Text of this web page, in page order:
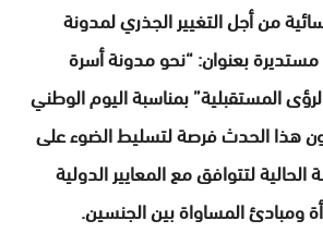
من أجل التغيير الجذري لمدونة
بعنوان: “نحو مدونة أسرة
المستقبلية” بمناسبة اليوم الوطني
هذا الحدث فرصة لتسليط الضوء على
لتتوافق مع المعايير الدولية
ومبادئ المساواة بين الجنسين.